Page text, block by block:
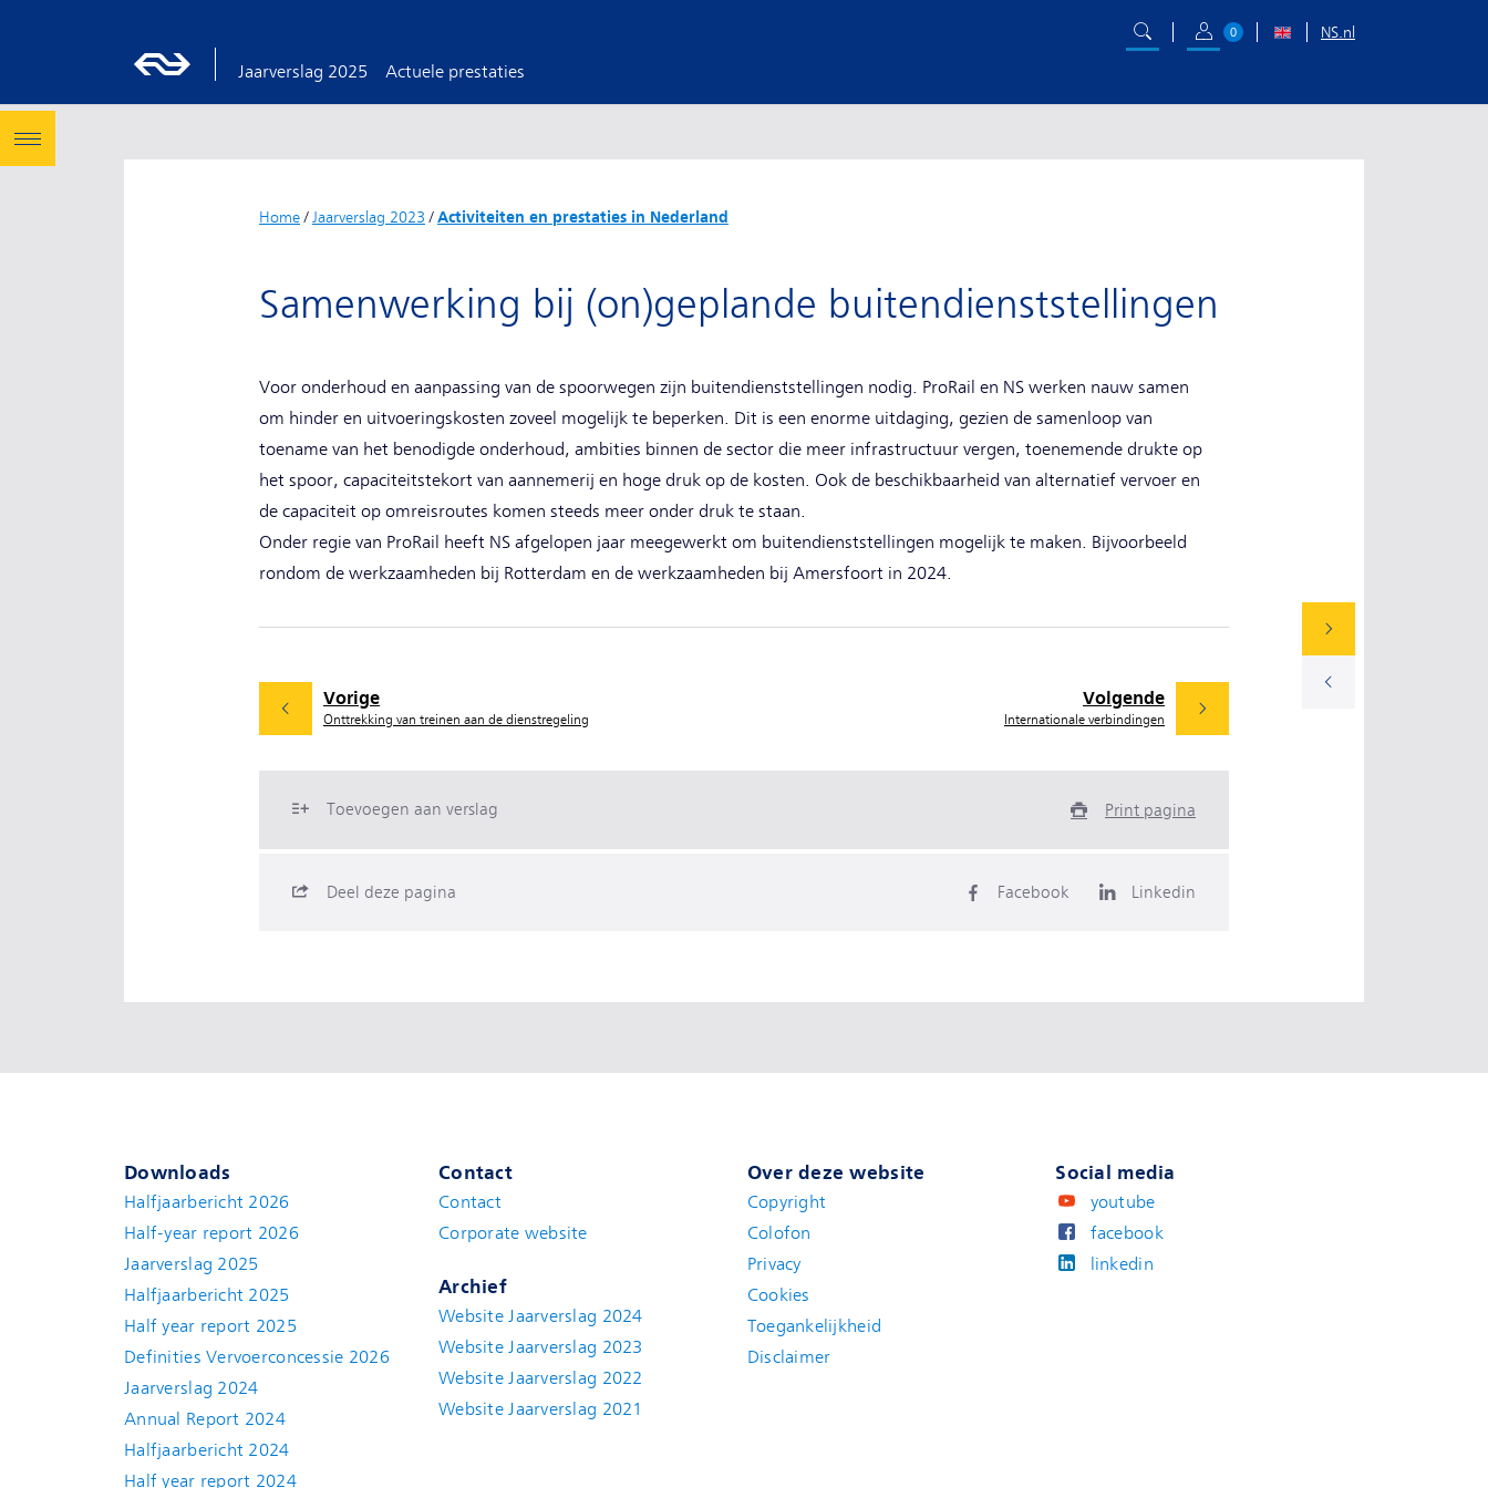
Jaarverslag 2025 Actuele prestaties
0 NS.nl
Home/ Jaarverslag 2023 /Activiteiten en prestaties in Nederland
Samenwerking bij (on)geplande buitendienststellingen
Voor onderhoud en aanpassing van de spoorwegen zijn buitendienststellingen nodig. ProRail en NS werken nauw samen
om hinder en uitvoeringskosten zoveel mogelijk te beperken. Dit is een enorme uitdaging, gezien de samenloop van
toename van het benodigde onderhoud, ambities binnen de sector die meer infrastructuur vergen, toenemende drukte op
het spoor, capaciteitstekort van aannemerij en hoge druk op de kosten. Ook de beschikbaarheid van alternatief vervoer en
de capaciteit op omreisroutes komen steeds meer onder druk te staan.
Onder regie van ProRail heeft NS afgelopen jaar meegewerkt om buitendienststellingen mogelijk te maken. Bijvoorbeeld
rondom de werkzaamheden bij Rotterdam en de werkzaamheden bij Amersfoort in 2024.
Volgende
Internationale verbindingen
Vorige
Onttrekking van treinen aan de dienstregeling
Toevoegen aan verslag Print pagina
Deel deze pagina Facebook Linkedin
Downloads
Halfjaarbericht 2026
Half-year report 2026
Jaarverslag 2025
Halfjaarbericht 2025
Half year report 2025
Definities Vervoerconcessie 2026
Jaarverslag 2024
Annual Report 2024
Halfjaarbericht 2024
Half year report 2024(new window)
Contact
Contact(new window)
Corporate website
Archief
Website Jaarverslag 2024
Website Jaarverslag 2023
Website Jaarverslag 2022
Website Jaarverslag 2021
Over deze website
Copyright
Colofon
Privacy
Cookies
Toegankelijkheid
Disclaimer
Social media
youtube
facebook
linkedin